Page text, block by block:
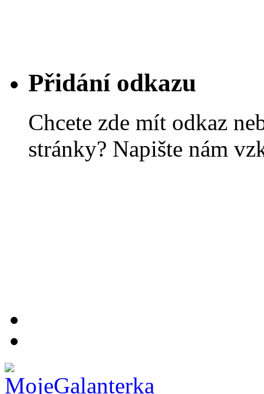
Přidání odkazu
Chcete zde mít odkaz
stránky? Napište nám